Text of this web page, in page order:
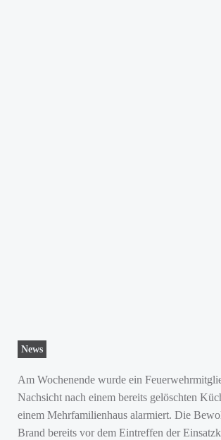
News
Am Wochenende wurde ein
Nachsicht nach einem bereits gelöschten
einem Mehrfamilienhaus alarmiert. Die
Brand bereits vor dem Eintreffen der